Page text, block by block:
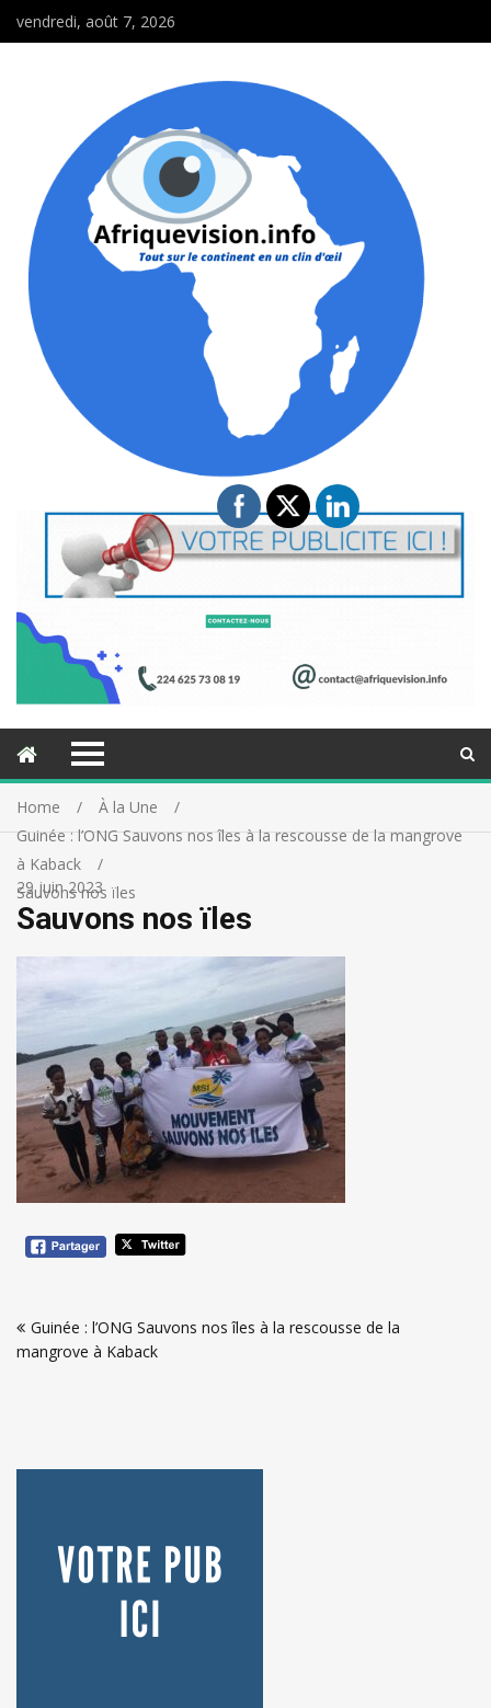
vendredi, août 7, 2026
Home
À la Une
Guinée : l’ONG Sauvons nos îles à la rescousse de la mangrove
à Kaback
Sauvons nos ïles
29 juin 2023
Sauvons nos ïles
deGuinée : l’ONG Sauvons nos îles à la rescousse de la
mangrove à Kaback